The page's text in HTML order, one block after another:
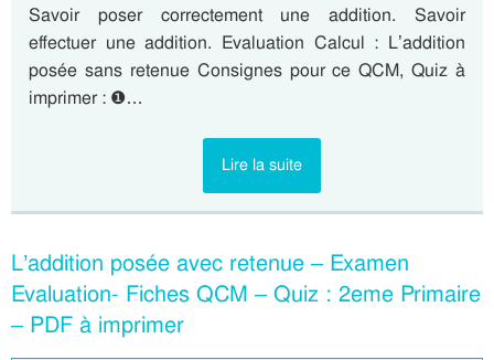
Savoir poser correctement une addition. Savoir
effectuer une addition. Evaluation Calcul : L’addition
posée sans retenue Consignes pour ce QCM, Quiz à
imprimer : ❶…
Lire la suite
L’addition posée avec retenue – Examen
Evaluation- Fiches QCM – Quiz : 2eme Primaire
– PDF à imprimer